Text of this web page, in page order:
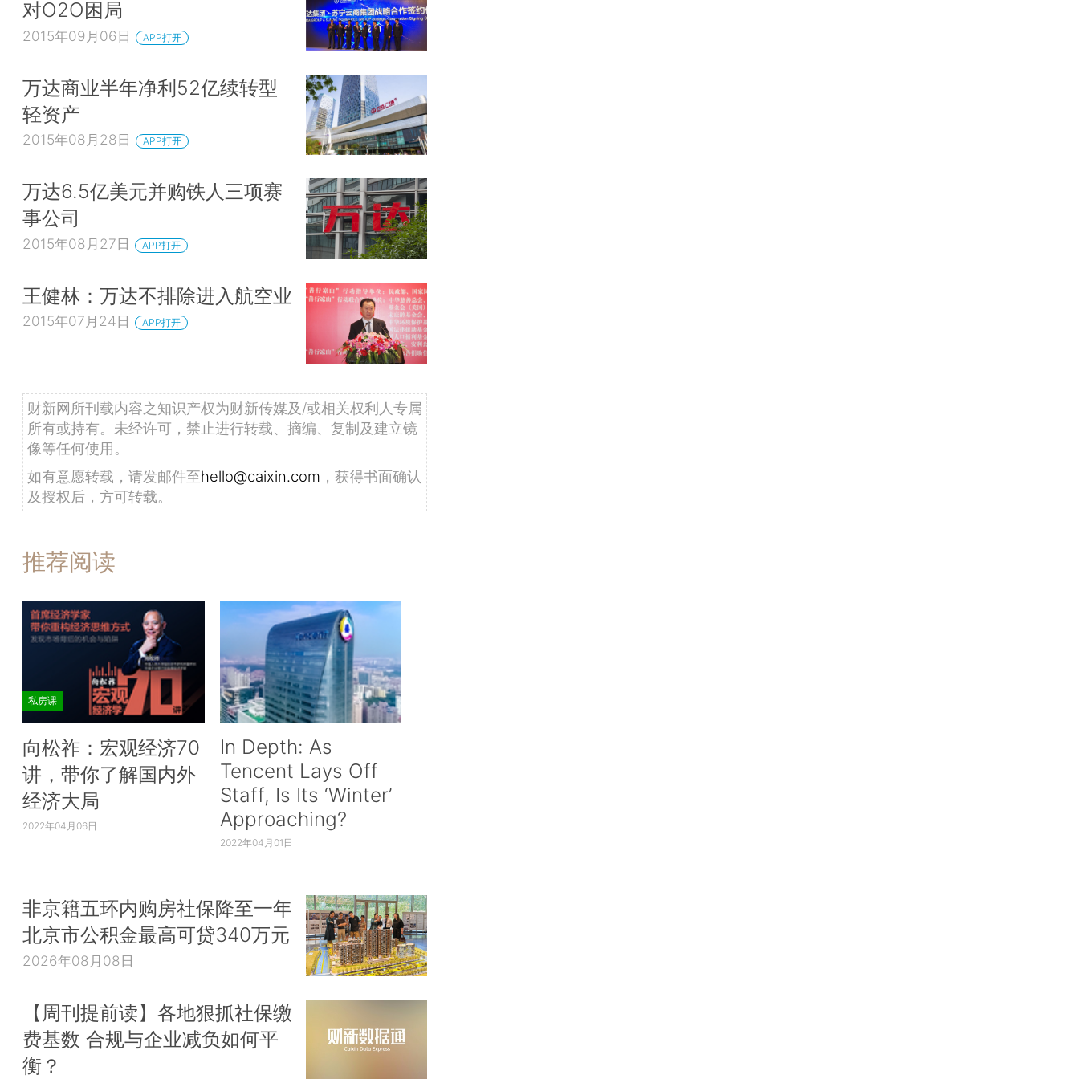
对O2O困局
2015年09月06日 APP打开
万达商业半年净利52亿续转型
轻资产
2015年08月28日 APP打开
万达6.5亿美元并购铁人三项赛
事公司
2015年08月27日 APP打开
王健林：万达不排除进入航空业
2015年07月24日 APP打开
财新网所刊载内容之知识产权为财新传媒及/或相关权利人专属
所有或持有。未经许可，禁止进行转载、摘编、复制及建立镜
像等任何使用。
如有意愿转载，请发邮件至hello@caixin.com ，获得书面确认
及授权后，方可转载。
推荐阅读
私房课
向松祚：宏观经济70
讲，带你了解国内外
经济大局
2022年04月06日
In Depth: As
Tencent Lays Off
Staff, Is Its ‘Winter’
Approaching?
2022年04月01日
非京籍五环内购房社保降至一年
北京市公积金最高可贷340万元
2026年08月08日
【周刊提前读】各地狠抓社保缴
费基数 合规与企业减负如何平
衡？